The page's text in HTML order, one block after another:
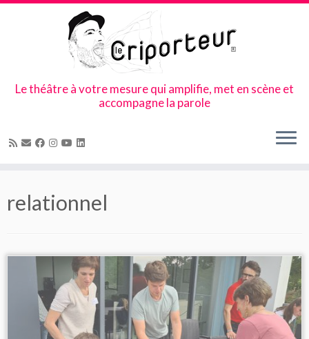
content
Le théâtre à votre mesure qui amplifie, met en scène et
accompagne la parole
relationnel